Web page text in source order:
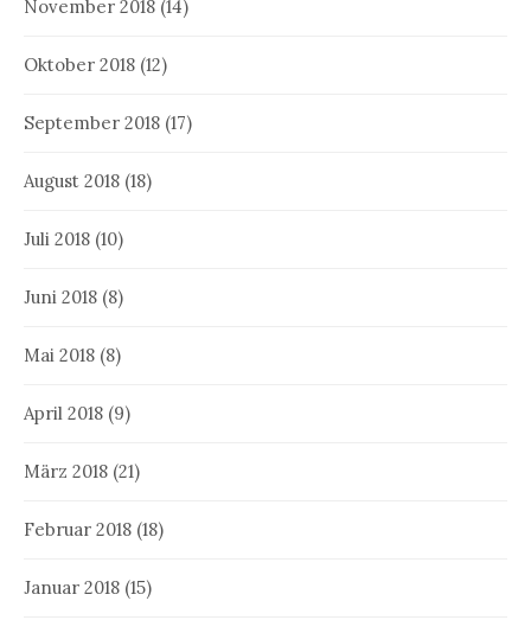
November 2018 (14)
Oktober 2018 (12)
September 2018 (17)
August 2018 (18)
Juli 2018 (10)
Juni 2018 (8)
Mai 2018 (8)
April 2018 (9)
März 2018 (21)
Februar 2018 (18)
Januar 2018 (15)